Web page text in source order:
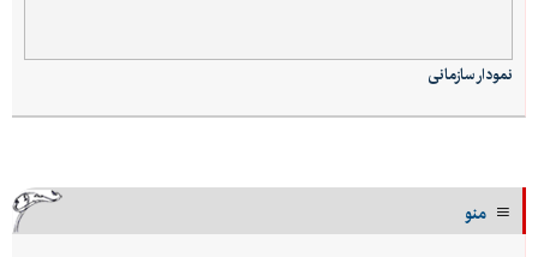
نمودار سازمانی
منو